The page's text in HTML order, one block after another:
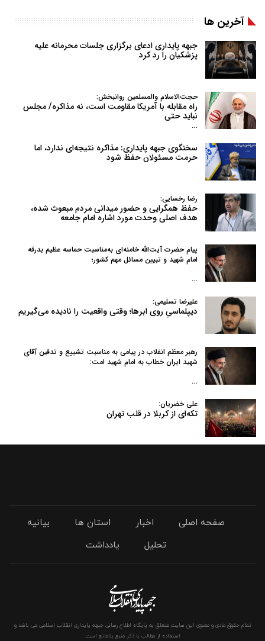
آخرین ها
جبهه پایداری ادعای برگزاری جلسات محرمانه علیه
پزشکیان را رد کرد
حجت‌الاسلام والمسلمین روانبخش:
راه مقابله با آمریکا مقاومت است، نه مذاکره/ مجلس
نباید حتی
…
سخنگوی جبهه پایداری: مذاکره نتیجه‌ای ندارد، اما
حرمت مسئولان حفظ شود
رضا رخسایی:
حفظ همگرایی و حضور میدانی مردم مبعوث شده،
هدف اصلی وحدت مورد اشاره امام جامعه
پیام حضرت آیت‌الله خامنه‌ای به‌مناسبت حماسه عظیم بدرقه
امام شهید و تبیین مسائل مهم کشور؛
…
علیرضا تسلیمی:
دیپلماسیِ روی ابرها؛ وقتی واقعیت را نادیده می‌گیریم
رهبر معظم انقلاب در پیامی به‌ مناسبت تشییع و تدفین آقای
شهید ایران خطاب به امام شهید امت:
…
علی خضریان:
تکه‌ای از کربلا در قلب تهران
صفحه اصلی اخبار استان ها
بیانیه
تحلیل
یادداشت
تمام حقوق مادی و معنوی این سایت متعلق به پایگاه اطلاع رسانی جبهه پایداری انقلاب اسلامی می باشد و
استفاده از مطالب با ذکر منبع بلامانع است.